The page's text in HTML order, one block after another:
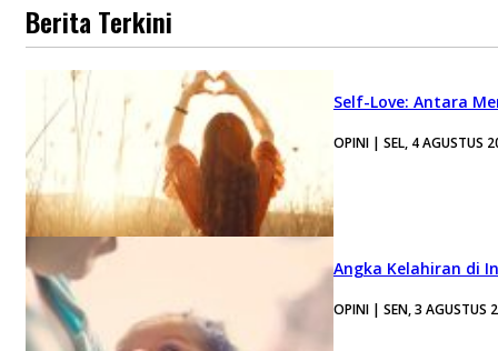
Berita Terkini
Self-Love: Antara
OPINI | SEL, 4 AGUSTUS
Angka Kelahiran di
OPINI | SEN, 3 AGUSTUS